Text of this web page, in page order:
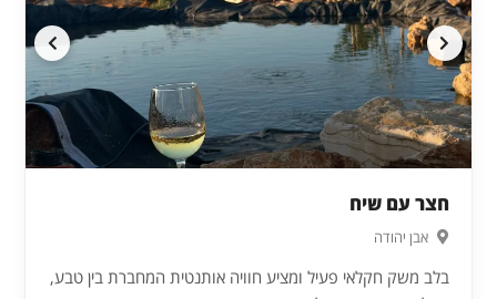
חצר עם שיח
אבן יהודה
בלב משק חקלאי פעיל ומציע חוויה אותנטית המחברת בין טבע,